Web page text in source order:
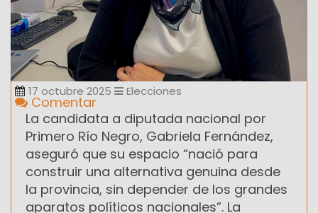
17 octubre 2025 Elecciones
Comentar
La candidata a diputada nacional por
Primero Río Negro, Gabriela Fernández,
aseguró que su espacio “nació para
construir una alternativa genuina desde
la provincia, sin depender de los grandes
aparatos políticos nacionales”. La